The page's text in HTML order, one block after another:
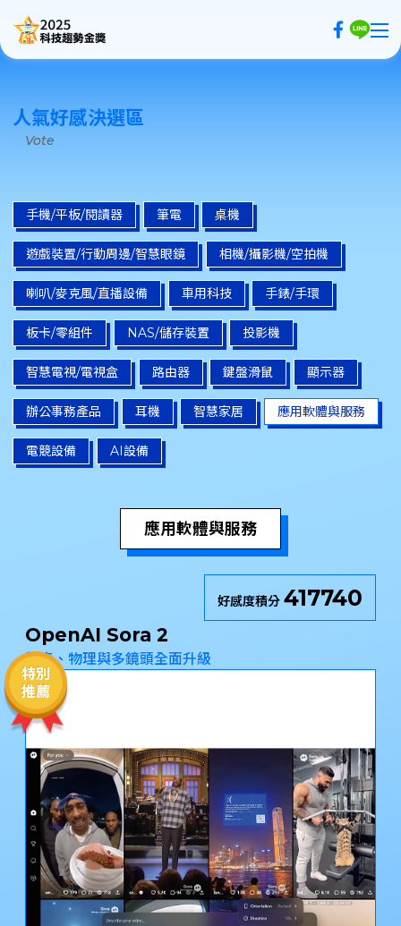
評分抽好禮
評審辦法
登入/註冊
人氣好感決選區
Vote
手機/平板/閱讀器 筆電 桌機
遊戲裝置/行動周邊/智慧眼鏡 相機/攝影機/空拍機
喇叭/麥克風/直播設備 車用科技 手錶/手環
板卡/零組件 NAS/儲存裝置 投影機
智慧電視/電視盒 路由器 鍵盤滑鼠 顯示器
辦公事務產品 耳機 智慧家居 應用軟體與服務
電競設備 AI設備
應用軟體與服務
OpenAI Sora 2
聲音、物理與多鏡頭全面升級
好感度積分 417740
特別
推薦